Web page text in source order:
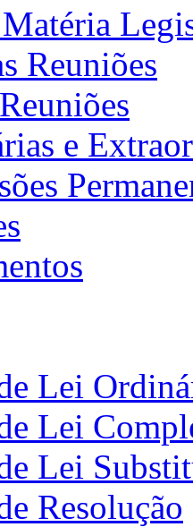
Matéria
Reuniões
e
Lei
Lei
Lei
Resolução